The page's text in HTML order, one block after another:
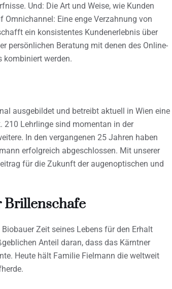
Und: Die Art und Weise, wie Kunden
Eine enge Verzahnung von
ein konsistentes Kundenerlebnis über
persönlichen Beratung mit denen des Online-
kombiniert werden.
ausgebildet und betreibt aktuell in Wien eine
210 Lehrlinge sind momentan in der
In den vergangenen 25 Jahren haben
erfolgreich abgeschlossen. Mit unserer
für die Zukunft der augenoptischen und
Brillenschafe
Zeit seines Lebens für den Erhalt
Anteil daran, dass das Kärntner
Heute hält Familie Fielmann die weltweit